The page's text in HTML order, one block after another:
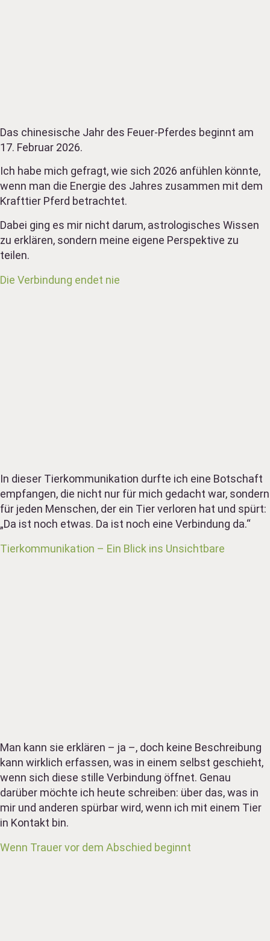
Das chinesische Jahr des Feuer-Pferdes beginnt am
17. Februar 2026.
Ich habe mich gefragt, wie sich 2026 anfühlen könnte,
wenn man die Energie des Jahres zusammen mit dem
Krafttier Pferd betrachtet.
Dabei ging es mir nicht darum, astrologisches Wissen
zu erklären, sondern meine eigene Perspektive zu
teilen.
Die Verbindung endet nie
In dieser Tierkommunikation durfte ich eine Botschaft
empfangen, die nicht nur für mich gedacht war, sondern
für jeden Menschen, der ein Tier verloren hat und spürt:
„Da ist noch etwas. Da ist noch eine Verbindung da.“
Tierkommunikation – Ein Blick ins Unsichtbare
Man kann sie erklären – ja –, doch keine Beschreibung
kann wirklich erfassen, was in einem selbst geschieht,
wenn sich diese stille Verbindung öffnet. Genau
darüber möchte ich heute schreiben: über das, was in
mir und anderen spürbar wird, wenn ich mit einem Tier
in Kontakt bin.
Wenn Trauer vor dem Abschied beginnt